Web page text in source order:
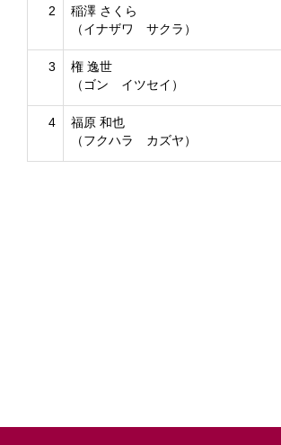
2
稲澤 さくら
（イナザワ サクラ）
3
権 逸世
（ゴン イツセイ）
4
福原 和也
（フクハラ カズヤ）